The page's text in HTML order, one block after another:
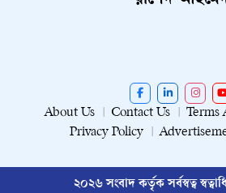
About Us Contact Us
Terms
Privacy Policy
২০২৬ সংবাদ কর্তৃক সর্বস্বত্ব